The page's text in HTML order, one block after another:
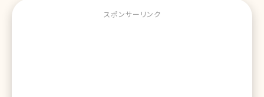
スポンサーリンク